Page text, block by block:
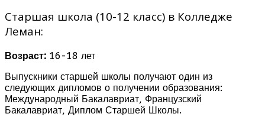
Старшая школа (10-12 класс) в Колледже
Леман:
Возраст: 16-18 лет
Выпускники старшей школы получают один из
следующих дипломов о получении образования:
Международный Бакалавриат, Французский
Бакалавриат, Диплом Старшей Школы.